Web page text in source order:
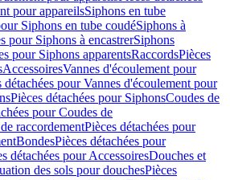
pour appareilsSiphons en tube
Siphons en tube coudéSiphons à
pour Siphons à encastrerSiphons
pour Siphons apparentsRaccordsPièces
AccessoiresVannes d'écoulement pour
détachées pour Vannes d'écoulement pour
Pièces détachées pour SiphonsCoudes de
pour Coudes de
raccordementPièces détachées pour
BondesPièces détachées pour
détachées pour AccessoiresDouches et
des sols pour douchesPièces